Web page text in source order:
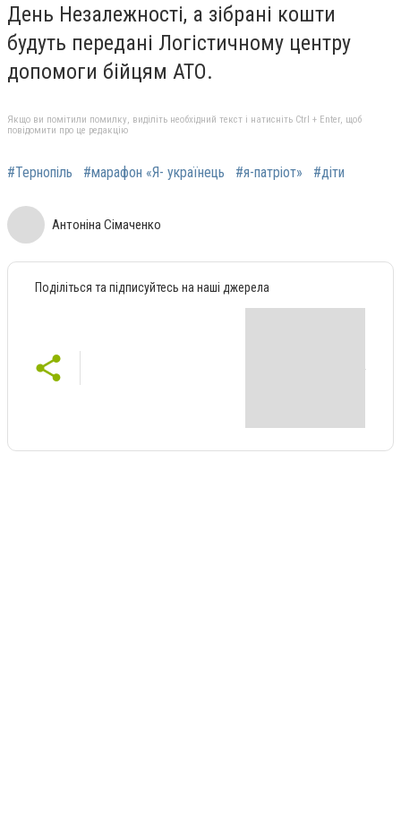
День Незалежності, а зібрані кошти
будуть передані Логістичному центру
допомоги бійцям АТО.
Якщо ви помітили помилку, виділіть необхідний текст і натисніть Ctrl + Enter, щоб
повідомити про це редакцію
#Тернопіль #марафон «Я- українець #я-патріот» #діти
Антоніна Сімаченко
Поділіться та підписуйтесь на наші джерела